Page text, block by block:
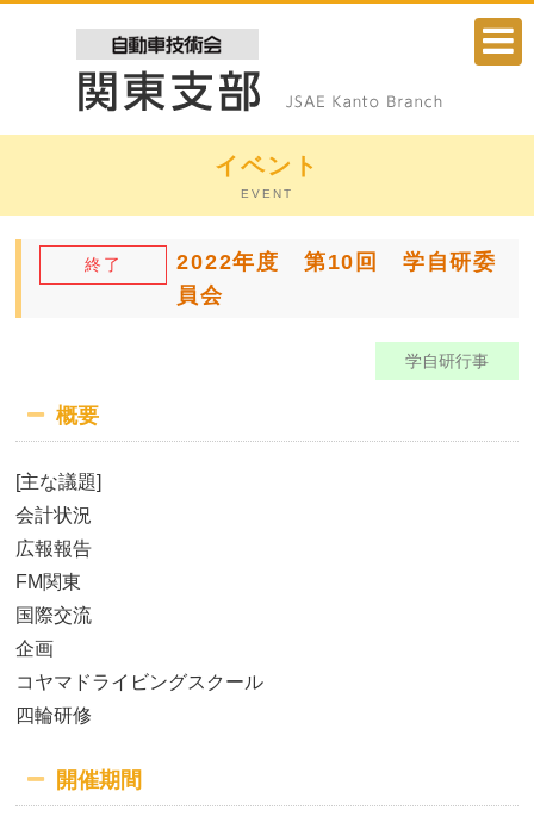
イベント
EVENT
終了
2022年度 第10回 学自研委
員会
学自研行事
概要
[主な議題]
会計状況
広報報告
FM関東
国際交流
企画
コヤマドライビングスクール
四輪研修
開催期間